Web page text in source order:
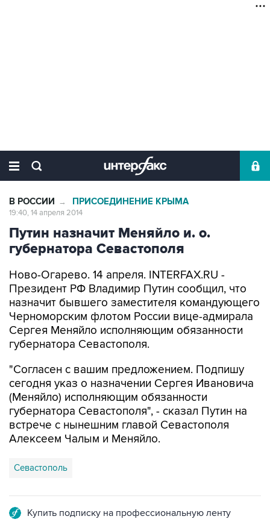
В РОССИИ → ПРИСОЕДИНЕНИЕ КРЫМА
19:40, 14 апреля 2014
Путин назначит Меняйло и. о.
губернатора Севастополя
Ново-Огарево. 14 апреля. INTERFAX.RU -
Президент РФ Владимир Путин сообщил, что
назначит бывшего заместителя командующего
Черноморским флотом России вице-адмирала
Сергея Меняйло исполняющим обязанности
губернатора Севастополя.
"Согласен с вашим предложением. Подпишу
сегодня указ о назначении Сергея Ивановича
(Меняйло) исполняющим обязанности
губернатора Севастополя", - сказал Путин на
встрече с нынешним главой Севастополя
Алексеем Чалым и Меняйло.
Севастополь
Купить подписку на профессиональную ленту